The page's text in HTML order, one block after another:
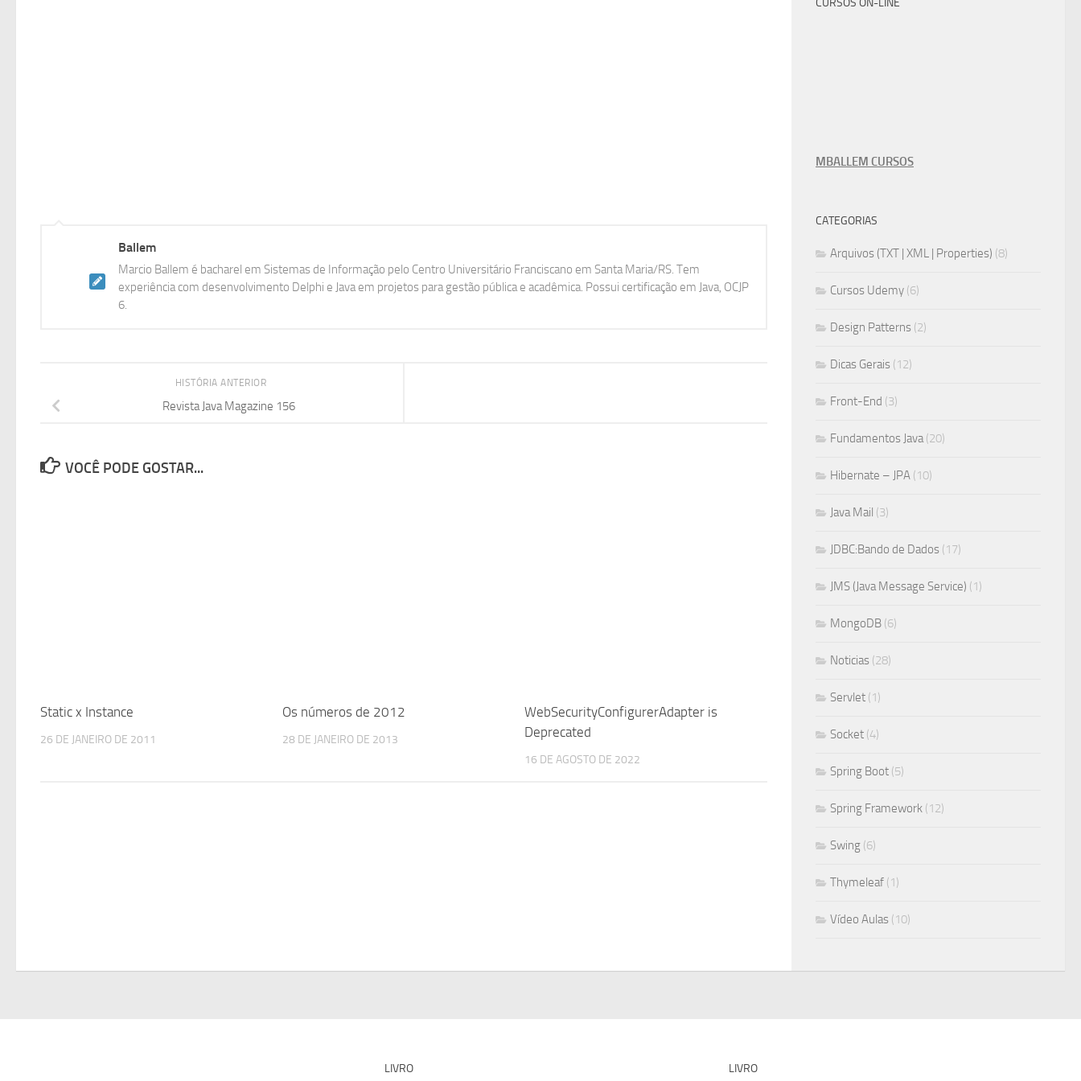
Ballem
Marcio Ballem é bacharel em Sistemas de Informação pelo Centro Universitário Franciscano em Santa Maria/RS. Tem
experiência com desenvolvimento Delphi e Java em projetos para gestão pública e acadêmica. Possui certificação em Java, OCJP
6.
HISTÓRIA ANTERIOR
Revista Java Magazine 156
VOCÊ PODE GOSTAR...
Static x Instance
26 DE JANEIRO DE 2011
Os números de 2012
28 DE JANEIRO DE 2013
WebSecurityConfigurerAdapter is
Deprecated
16 DE AGOSTO DE 2022
CURSOS ON-LINE
MBALLEM CURSOS
CATEGORIAS
Arquivos (TXT | XML | Properties) (8)
Cursos Udemy (6)
Design Patterns (2)
Dicas Gerais (12)
Front-End (3)
Fundamentos Java(20)
Hibernate – JPA (10)
Java Mail (3)
JDBC:Bando de Dados (17)
JMS (Java Message Service) (1)
MongoDB (6)
Noticias (28)
Servlet (1)
Socket (4)
Spring Boot (5)
Spring Framework (12)
Swing (6)
Thymeleaf (1)
Vídeo Aulas (10)
LIVRO LIVRO